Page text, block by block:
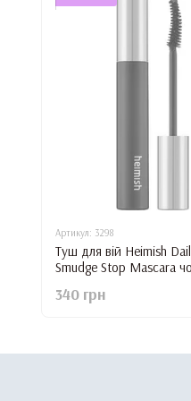
Артикул: 3298
Туш для вій Heimish
Smudge Stop Mascara
340 грн